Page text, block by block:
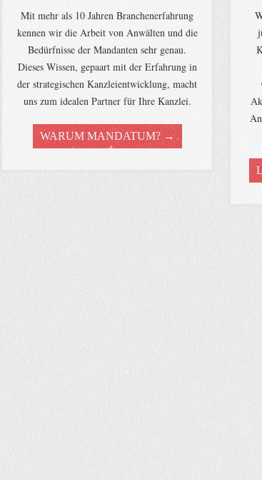
Mit mehr als 10 Jahren Branchenerfahrung
kennen wir die Arbeit von Anwälten und die
Bedürfnisse der Mandanten sehr genau.
Dieses Wissen, gepaart mit der Erfahrung in
der strategischen Kanzleientwicklung, macht
uns zum idealen Partner für Ihre Kanzlei.
WARUM MANDATUM? →